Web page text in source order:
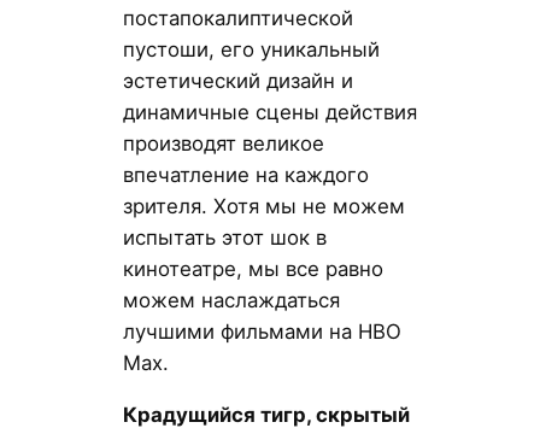
постапокалиптической
пустоши, его уникальный
эстетический дизайн и
динамичные сцены действия
производят великое
впечатление на каждого
зрителя. Хотя мы не можем
испытать этот шок в
кинотеатре, мы все равно
можем наслаждаться
лучшими фильмами на HBO
Max.
Крадущийся тигр, скрытый